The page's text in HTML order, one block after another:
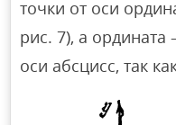
точки от оси
рис. 7), а
оси абсцисс, так